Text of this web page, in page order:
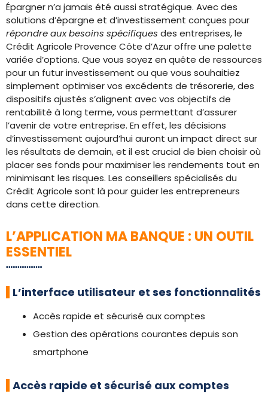
Épargner n’a jamais été aussi stratégique. Avec des
solutions d’épargne et d’investissement conçues pour
répondre aux besoins spécifiques des entreprises, le
Crédit Agricole Provence Côte d’Azur offre une palette
variée d’options. Que vous soyez en quête de ressources
pour un futur investissement ou que vous souhaitiez
simplement optimiser vos excédents de trésorerie, des
dispositifs ajustés s’alignent avec vos objectifs de
rentabilité à long terme, vous permettant d’assurer
l’avenir de votre entreprise. En effet, les décisions
d’investissement aujourd’hui auront un impact direct sur
les résultats de demain, et il est crucial de bien choisir où
placer ses fonds pour maximiser les rendements tout en
minimisant les risques. Les conseillers spécialisés du
Crédit Agricole sont là pour guider les entrepreneurs
dans cette direction.
L’APPLICATION MA BANQUE : UN OUTIL
ESSENTIEL
L’interface utilisateur et ses fonctionnalités
Accès rapide et sécurisé aux comptes
Gestion des opérations courantes depuis son
smartphone
Accès rapide et sécurisé aux comptes